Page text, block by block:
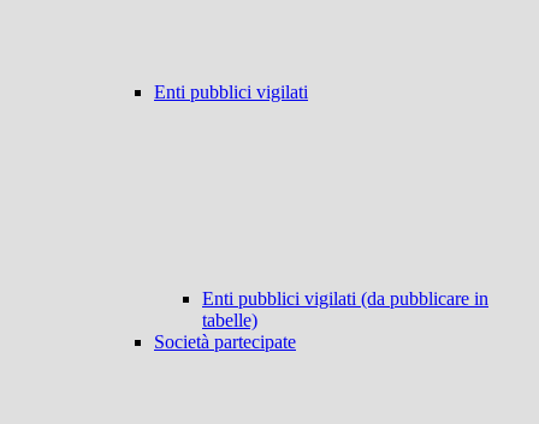
Enti pubblici vigilati
Enti pubblici vigilati (da pubblicare in
tabelle)
Società partecipate